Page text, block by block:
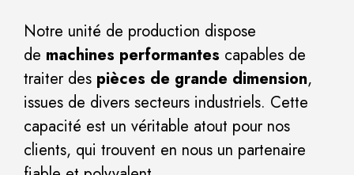
Notre unité de production dispose
de machines performantes capables de
traiter des pièces de grande dimension,
issues de divers secteurs industriels. Cette
capacité est un véritable atout pour nos
clients, qui trouvent en nous un partenaire